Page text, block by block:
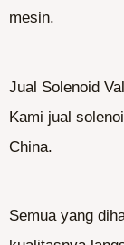
mesin.
Jual Solenoid
Kami jual
China.
Semua yang